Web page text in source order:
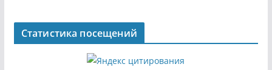
Статистика посещений